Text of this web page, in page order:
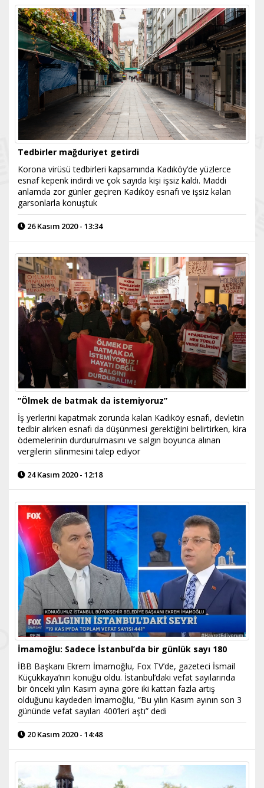
Tedbirler mağduriyet getirdi
Korona virüsü tedbirleri kapsamında Kadıköy’de yüzlerce
esnaf kepenk indirdi ve çok sayıda kişi işsiz kaldı. Maddi
anlamda zor günler geçiren Kadıköy esnafı ve işsiz kalan
garsonlarla konuştuk
26 Kasım 2020 - 13:34
“Ölmek de batmak da istemiyoruz”
İş yerlerini kapatmak zorunda kalan Kadıköy esnafı, devletin
tedbir alırken esnafı da düşünmesi gerektiğini belirtirken, kira
ödemelerinin durdurulmasını ve salgın boyunca alınan
vergilerin silinmesini talep ediyor
24 Kasım 2020 - 12:18
İmamoğlu: Sadece İstanbul’da bir günlük sayı 180
İBB Başkanı Ekrem İmamoğlu, Fox TV’de, gazeteci İsmail
Küçükkaya’nın konuğu oldu. İstanbul’daki vefat sayılarında
bir önceki yılın Kasım ayına göre iki kattan fazla artış
olduğunu kaydeden İmamoğlu, “Bu yılın Kasım ayının son 3
gününde vefat sayıları 400’leri aştı” dedi
20 Kasım 2020 - 14:48